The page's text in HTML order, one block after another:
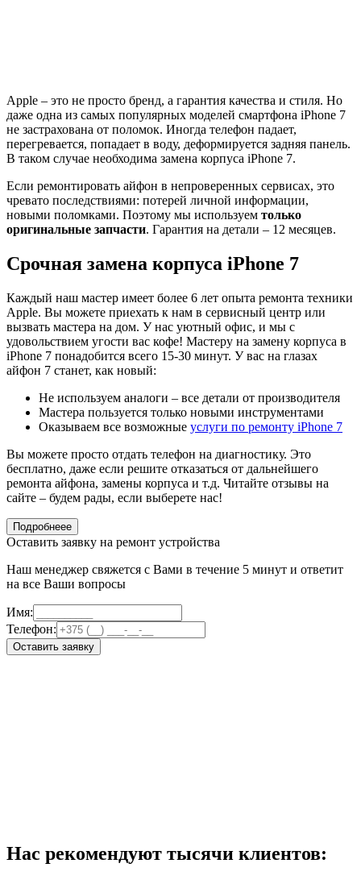
Apple – это не просто бренд, а гарантия качества и стиля. Но
даже одна из самых популярных моделей смартфона iPhone 7
не застрахована от поломок. Иногда телефон падает,
перегревается, попадает в воду, деформируется задняя панель.
В таком случае необходима замена корпуса iPhone 7.
Если ремонтировать айфон в непроверенных сервисах, это
чревато последствиями: потерей личной информации,
новыми поломками. Поэтому мы используем только
оригинальные запчасти. Гарантия на детали – 12 месяцев.
Срочная замена корпуса iPhone 7
Каждый наш мастер имеет более 6 лет опыта ремонта техники
Apple. Вы можете приехать к нам в сервисный центр или
вызвать мастера на дом. У нас уютный офис, и мы с
удовольствием угости вас кофе! Мастеру на замену корпуса в
iPhone 7 понадобится всего 15-30 минут. У вас на глазах
айфон 7 станет, как новый:
Не используем аналоги – все детали от производителя
Мастера пользуется только новыми инструментами
Оказываем все возможные услуги по ремонту iPhone 7
Вы можете просто отдать телефон на диагностику. Это
бесплатно, даже если решите отказаться от дальнейшего
ремонта айфона, замены корпуса и т.д. Читайте отзывы на
сайте – будем рады, если выберете нас!
Подробнеее
Оставить заявку на ремонт устройства
Наш менеджер свяжется с Вами в течение 5 минут и ответит
на все Ваши вопросы
Имя:
Телефон:
Оставить заявку
Нас рекомендуют тысячи клиентов: